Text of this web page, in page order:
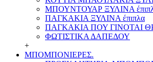
ΜΠΟΥΝΤΟΥΑΡ ΞΥΛΙΝΑ
ΠΑΓΚΑΚΙΑ ΞΥΛΙΝΑ έπιπλα
ΠΑΓΚΑΚΙΑ ΠΟΥ ΓΙΝΟΤΑΙ
ΦΩΤΙΣΤΙΚΑ ΔΑΠΕΔΟΥ
+
ΜΠΟΜΠΟΝΙΕΡΕΣ.